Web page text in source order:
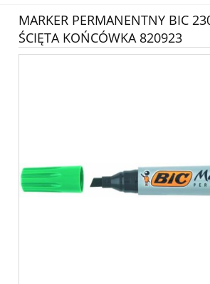
MARKER PERMANENTNY BIC
ŚCIĘTA KOŃCÓWKA 820923